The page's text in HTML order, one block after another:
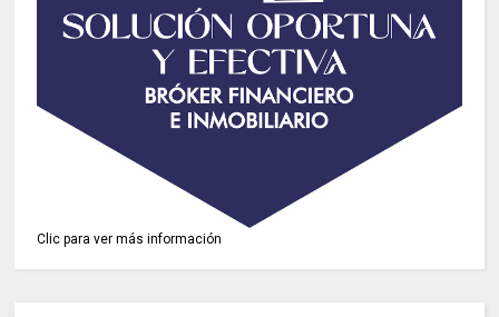
Clic para ver más información